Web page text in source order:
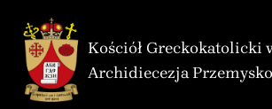
Kościół Greckokatolicki
Archidiecezja